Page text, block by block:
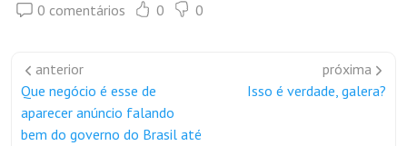
0 comentários 0 0
anterior
Que negócio é esse de
aparecer anúncio falando
bem do governo do Brasil até
próxima
Isso é verdade, galera?